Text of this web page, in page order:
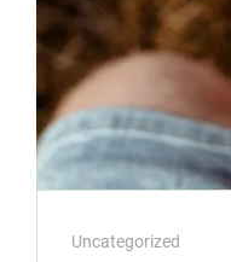
Cat
Uncategorized